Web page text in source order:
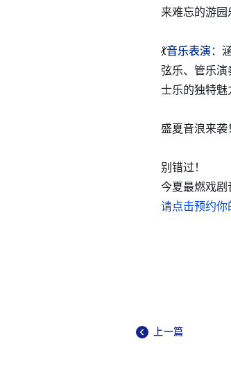
来难忘的游园
💃音乐表演：
弦乐、管乐
士乐的独特魅
盛夏音浪来袭
别错过！
今夏最燃戏剧
请点击预约你
上一篇